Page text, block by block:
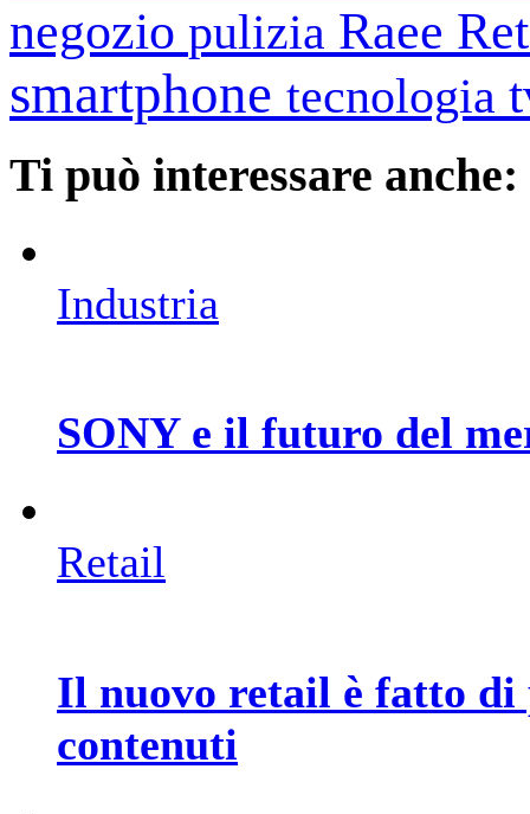
negozio pulizia Raee
smartphone tecnologia
Ti può interessare anche:
Industria
SONY e il futuro del
Retail
Il nuovo retail è fatto di
contenuti